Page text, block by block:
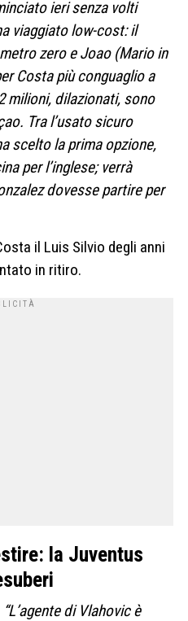
ieri senza volti
viaggiato low-cost: il
zero e Joao (Mario in
Costa più conguaglio a
milioni, dilazionati, sono
Tra l’usato sicuro
scelto la prima opzione,
per l’inglese; verrà
dovesse partire per
il Luis Silvio degli anni
in ritiro.
la Juventus
“L’agente di Vlahovic è